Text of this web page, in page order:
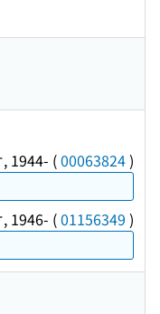
1944- (00063824)
1946- (01156349 )